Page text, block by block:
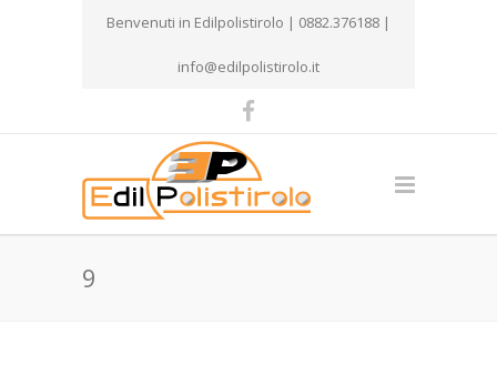
Benvenuti in Edilpolistirolo | 0882.376188 |
info@edilpolistirolo.it
9